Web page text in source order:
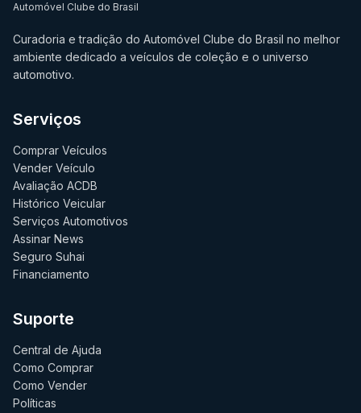
Automóvel Clube do Brasil
Curadoria e tradição do Automóvel Clube do Brasil no melhor
ambiente dedicado a veículos de coleção e o universo
automotivo.
Serviços
Comprar Veículos
Vender Veículo
Avaliação ACDB
Histórico Veicular
Serviços Automotivos
Assinar News
Seguro Suhai
Financiamento
Suporte
Central de Ajuda
Como Comprar
Como Vender
Políticas